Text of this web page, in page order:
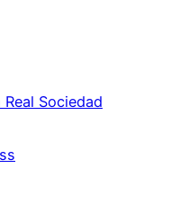
Sociedad